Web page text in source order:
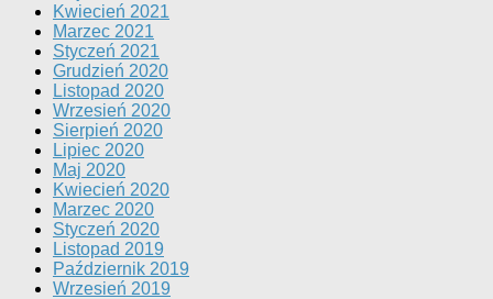
Kwiecień 2021
Marzec 2021
Styczeń 2021
Grudzień 2020
Listopad 2020
Wrzesień 2020
Sierpień 2020
Lipiec 2020
Maj 2020
Kwiecień 2020
Marzec 2020
Styczeń 2020
Listopad 2019
Październik 2019
Wrzesień 2019